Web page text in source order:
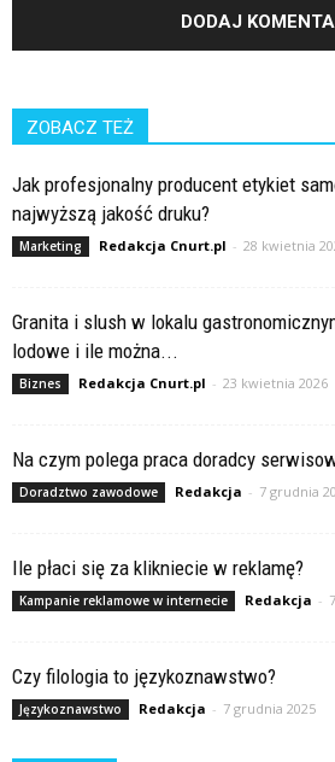
ZOBACZ TEŻ
Jak profesjonalny producent etykiet
najwyższą jakość druku?
Marketing Redakcja Cnurt.pl - 28 kwietnia
Granita i slush w lokalu
lodowe i ile można...
Biznes Redakcja Cnurt.pl - 23 kwietnia 2026
Na czym polega praca doradcy
Doradztwo zawodowe Redakcja - 7 grudnia
Ile płaci się za klikniecie w reklamę?
Kampanie reklamowe w internecie Redakcja -
Czy filologia to językoznawstwo?
Językoznawstwo Redakcja - 7 grudnia 2025